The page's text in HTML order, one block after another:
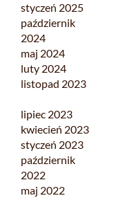
styczeń 2025
październik
2024
maj 2024
luty 2024
listopad 2023
lipiec 2023
kwiecień 2023
styczeń 2023
październik
2022
maj 2022